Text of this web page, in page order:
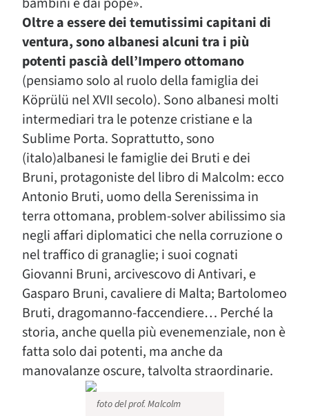
Oltre a essere dei temutissimi capitani di
ventura, sono albanesi alcuni tra i più
potenti pascià dell’Impero ottomano
(pensiamo solo al ruolo della famiglia dei
Köprülü nel XVII secolo). Sono albanesi molti
intermediari tra le potenze cristiane e la
Sublime Porta. Soprattutto, sono
(italo)albanesi le famiglie dei Bruti e dei
Bruni, protagoniste del libro di Malcolm: ecco
Antonio Bruti, uomo della Serenissima in
terra ottomana, problem-solver abilissimo sia
negli affari diplomatici che nella corruzione o
nel traffico di granaglie; i suoi cognati
Giovanni Bruni, arcivescovo di Antivari, e
Gasparo Bruni, cavaliere di Malta; Bartolomeo
Bruti, dragomanno-faccendiere… Perché la
storia, anche quella più evenemenziale, non è
fatta solo dai potenti, ma anche da
manovalanze oscure, talvolta straordinarie.
foto del prof. Malcolm